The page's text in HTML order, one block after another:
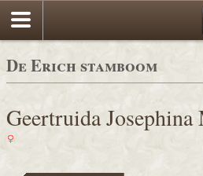
De Erich stamboom
Geertruida